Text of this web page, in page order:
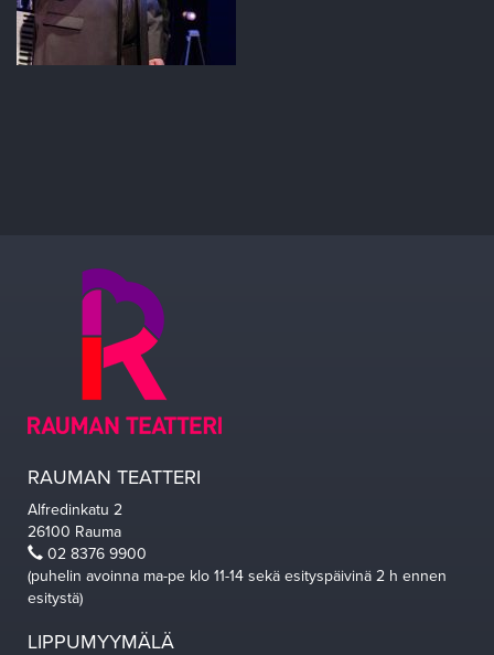
RAUMAN TEATTERI
Alfredinkatu 2
26100 Rauma
02 8376 9900
(puhelin avoinna ma-pe klo 11-14 sekä esityspäivinä 2 h ennen
esitystä)
LIPPUMYYMÄLÄ